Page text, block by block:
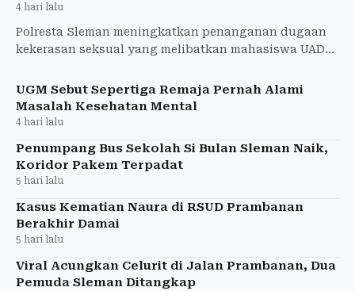
4 hari lalu
Polresta Sleman meningkatkan penanganan dugaan
kekerasan seksual yang melibatkan mahasiswa UAD
dijadwalkan berla
UGM Sebut Sepertiga Remaja Pernah Alami
Masalah Kesehatan Mental
4 hari lalu
Penumpang Bus Sekolah Si Bulan Sleman Naik,
Koridor Pakem Terpadat
5 hari lalu
Kasus Kematian Naura di RSUD Prambanan
Berakhir Damai
5 hari lalu
Viral Acungkan Celurit di Jalan Prambanan, Dua
Pemuda Sleman Ditangkap